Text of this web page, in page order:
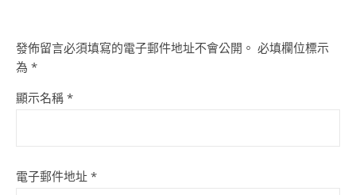
發佈留言必須填寫的電子郵件地址不會公開。 必填欄位標示
為 *
顯示名稱 *
電子郵件地址 *